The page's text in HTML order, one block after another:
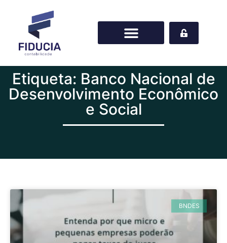
Etiqueta: Banco Nacional de
Desenvolvimento Econômico
e Social
BNDES